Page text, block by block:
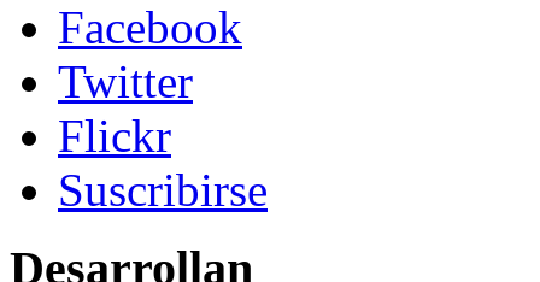
Facebook
Twitter
Flickr
Suscribirse
Desarrollan